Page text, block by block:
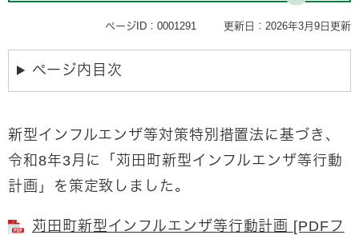
ページID：0001291 更新日：2026年3月9日更新
ページ内目次
新型インフルエンザ等対策特別措置法に基づき、
令和8年3月に「苅田町新型インフルエンザ等行動
計画」を策定致しました。
苅田町新型インフルエンザ等行動計画 [PDFフ